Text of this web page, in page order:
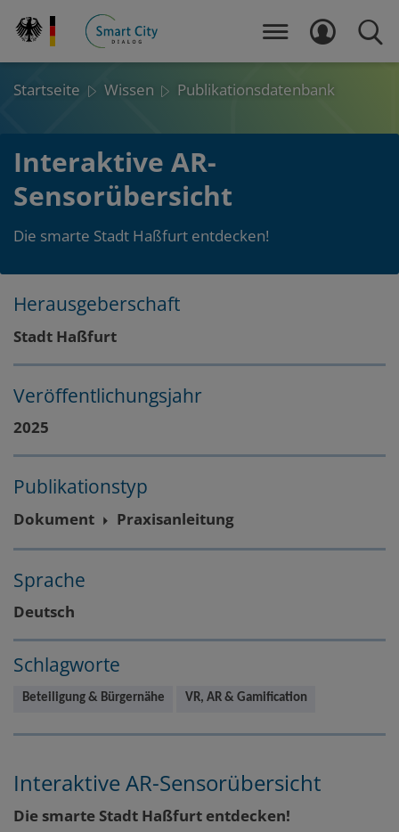
zum
MENÜ LOGIN
Startseite Wissen Publikationsdatenbank
Interaktive AR-
Sensorübersicht
Die smarte Stadt Haßfurt entdecken!
Seitenbereich
Hauptinhalt
Layout
Herausgeberschaft
Stadt Haßfurt
Veröffentlichungsjahr
2025
Publikationstyp
Dokument Praxisanleitung
Sprache
Deutsch
Schlagworte
Beteiligung & Bürgernähe VR, AR & Gamification
Interaktive AR-Sensorübersicht
Die smarte Stadt Haßfurt entdecken!